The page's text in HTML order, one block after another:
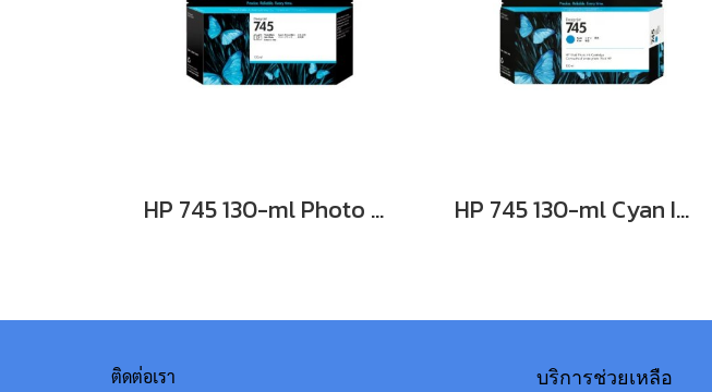
HP 745 130-ml Photo Black Ink Cartridge **สินค้าเลิกผลิต EOL รุ่นทดแทนใช้ F9K04A** HP 745 130-ml Cyan Ink Cartridge **สินค้าเลิกผลิต EOL รุ่นทดแทนใช้ F9K03A**
ติดต่อเรา บริการช่วยเหลือ